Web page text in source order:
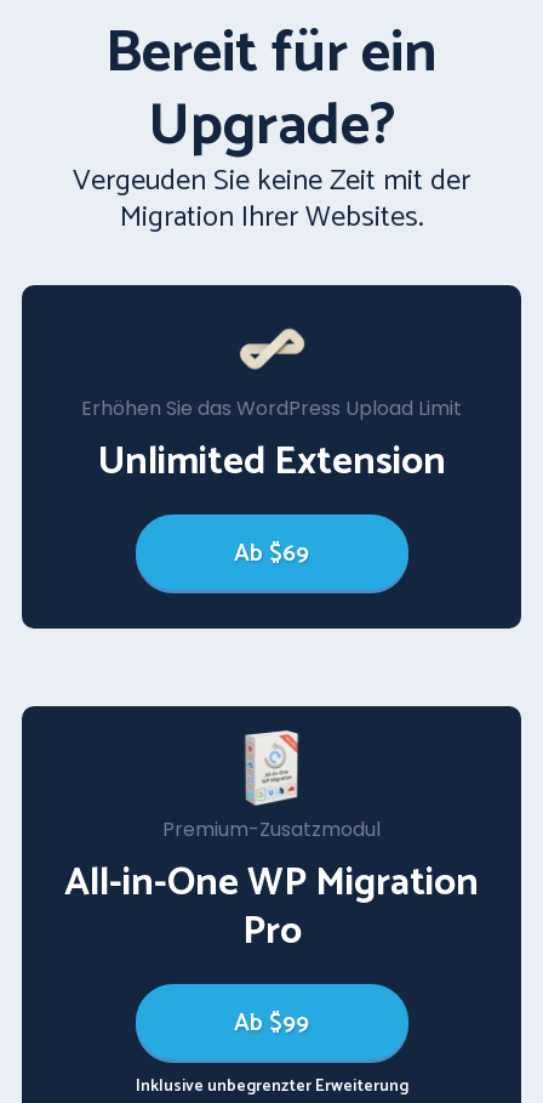
Bereit für ein
Upgrade?
Vergeuden Sie keine Zeit mit der
Migration Ihrer Websites.
Erhöhen Sie das WordPress Upload Limit
Unlimited Extension
Ab $69
Premium-Zusatzmodul
All-in-One WP Migration
Pro
Ab $99
Inklusive unbegrenzter Erweiterung